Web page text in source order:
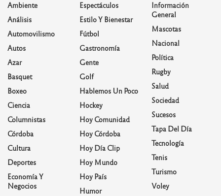
Ambiente
Análisis
Automovilismo
Autos
Azar
Basquet
Boxeo
Ciencia
Columnistas
Córdoba
Cultura
Deportes
Economía Y
Negocios
Espectáculos
Estilo Y Bienestar
Fútbol
Gastronomía
Gente
Golf
Hablemos Un Poco
Hockey
Hoy Comunidad
Hoy Córdoba
Hoy Día Clip
Hoy Mundo
Hoy País
Humor
Información
General
Mascotas
Nacional
Política
Rugby
Salud
Sociedad
Sucesos
Tapa Del Día
Tecnología
Tenis
Turismo
Voley